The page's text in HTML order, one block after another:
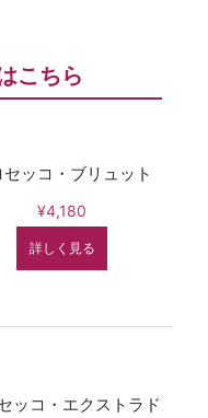
こちら
セッコ・ブリュット
¥4,180
詳しく見る
ッコ・エクストラド